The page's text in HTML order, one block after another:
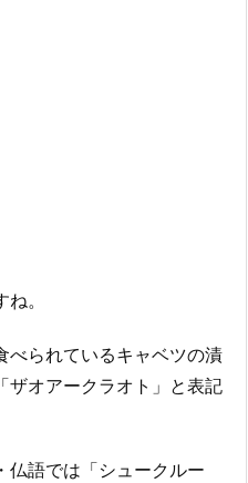
。
べられているキャベツの漬
ザオアークラオト」と表記
仏語では「シュークルー